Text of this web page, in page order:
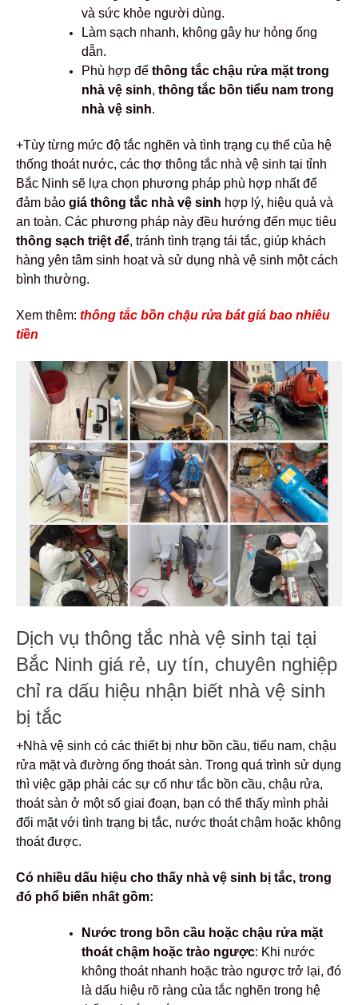
và sức khỏe người dùng.
Làm sạch nhanh, không gây hư hỏng ống
dẫn.
Phù hợp để thông tắc chậu rửa mặt trong
nhà vệ sinh, thông tắc bồn tiểu nam trong
nhà vệ sinh.
+Tùy từng mức độ tắc nghẽn và tình trạng cụ thể của hệ
thống thoát nước, các thợ thông tắc nhà vệ sinh tại tỉnh
Bắc Ninh sẽ lựa chọn phương pháp phù hợp nhất để
đảm bảo giá thông tắc nhà vệ sinh hợp lý, hiệu quả và
an toàn. Các phương pháp này đều hướng đến mục tiêu
thông sạch triệt để, tránh tình trạng tái tắc, giúp khách
hàng yên tâm sinh hoạt và sử dụng nhà vệ sinh một cách
bình thường.
Xem thêm: thông tắc bồn chậu rửa bát giá bao nhiêu
tiền
Dịch vụ thông tắc nhà vệ sinh tại tại
Bắc Ninh giá rẻ, uy tín, chuyên nghiệp
chỉ ra dấu hiệu nhận biết nhà vệ sinh
bị tắc
+Nhà vệ sinh có các thiết bị như bồn cầu, tiểu nam, chậu
rửa mặt và đường ống thoát sàn. Trong quá trình sử dụng
thì việc gặp phải các sự cố như tắc bồn cầu, chậu rửa,
thoát sàn ở một số giai đoạn, bạn có thể thấy mình phải
đối mặt với tình trạng bị tắc, nước thoát chậm hoặc không
thoát được.
Có nhiều dấu hiệu cho thấy nhà vệ sinh bị tắc, trong
đó phổ biến nhất gồm:
Nước trong bồn cầu hoặc chậu rửa mặt
thoát chậm hoặc trào ngược: Khi nước
không thoát nhanh hoặc trào ngược trở lại, đó
là dấu hiệu rõ ràng của tắc nghẽn trong hệ